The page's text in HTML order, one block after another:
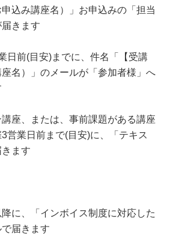
込み講座名）」お申込みの「担当
きます
日前(目安)までに、件名「【受講
名）」のメールが「参加者様」へ
座、または、事前課題がある講座
営業日前まで(目安)に、「テキス
きます
に、「インボイス制度に対応した
届きます